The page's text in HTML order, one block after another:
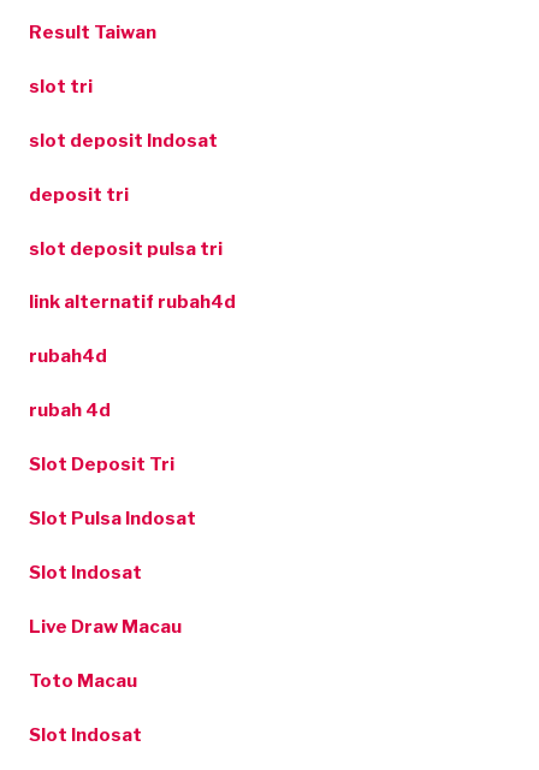
Result Taiwan
slot tri
slot deposit Indosat
deposit tri
slot deposit pulsa tri
link alternatif rubah4d
rubah4d
rubah 4d
Slot Deposit Tri
Slot Pulsa Indosat
Slot Indosat
Live Draw Macau
Toto Macau
Slot Indosat